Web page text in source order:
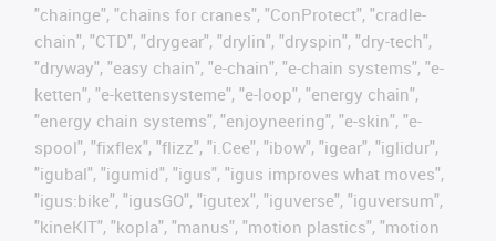
"chainge", "chains for cranes", "ConProtect", "cradle-
chain", "CTD", "drygear", "drylin", "dryspin", "dry-tech",
"dryway", "easy chain", "e-chain", "e-chain systems", "e-
ketten", "e-kettensysteme", "e-loop", "energy chain",
"energy chain systems", "enjoyneering", "e-skin", "e-
spool", "fixflex", "flizz", "i.Cee", "ibow", "igear", "iglidur",
"igubal", "igumid", "igus", "igus improves what moves",
"igus:bike", "igusGO", "igutex", "iguverse", "iguversum",
"kineKIT", "kopla", "manus", "motion plastics", "motion